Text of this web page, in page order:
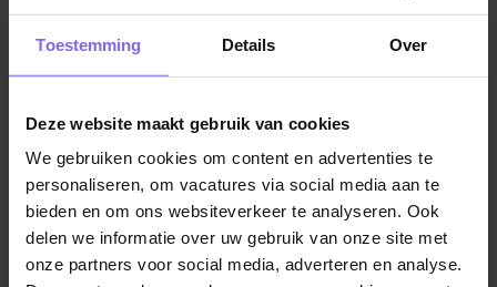
Toestemming Details Over
Deze website maakt gebruik van cookies
We gebruiken cookies om content en advertenties te
personaliseren, om vacatures via social media aan te
bieden en om ons websiteverkeer te analyseren. Ook
delen we informatie over uw gebruik van onze site met
onze partners voor social media, adverteren en analyse.
©TomTom
Locatie Baarlo
Veldstraat 56a